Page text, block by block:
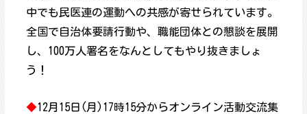
中でも民医連の運動への共感が寄せられています。
全国で自治体要請行動や、職能団体との懇談を展開
し、100万人署名をなんとしてもやり抜きましょ
う！
◆12月15日(月)17時15分からオンライン活動交流集